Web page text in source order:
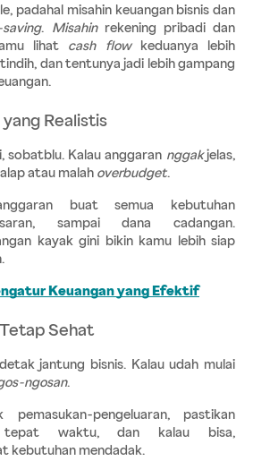
padahal misahin keuangan bisnis dan
. Misahin rekening pribadi dan
lihat cash flow keduanya lebih
dan tentunya jadi lebih gampang
Realistis
Kalau anggaran nggak jelas,
atau malah overbudget.
buat semua kebutuhan
sampai dana cadangan.
kayak gini bikin kamu lebih siap
Keuangan yang Efektif
Sehat
jantung bisnis. Kalau udah mulai
ngosan.
pengeluaran, pastikan
waktu, dan kalau bisa,
kebutuhan mendadak.